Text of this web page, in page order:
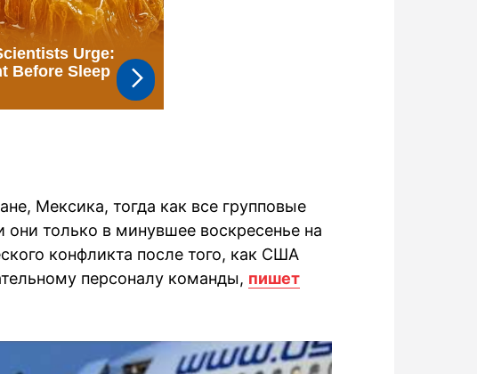
Мексика, тогда как все групповые
только в минувшее воскресенье на
конфликта после того, как США
персоналу команды, пишет